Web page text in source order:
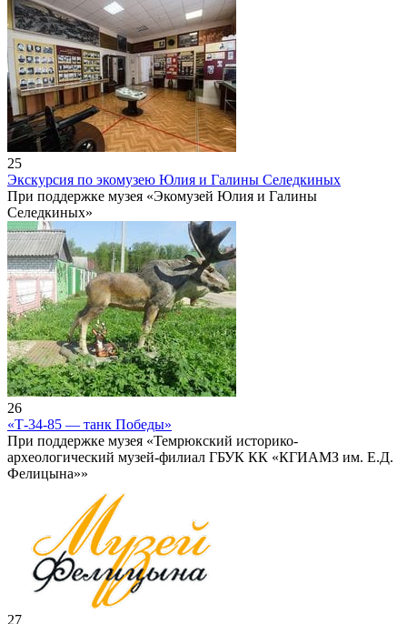
25
Экскурсия по экомузею Юлия и Галины Селедкиных
При поддержке музея «Экомузей Юлия и Галины
Селедкиных»
26
«Т-34-85 — танк Победы»
При поддержке музея «Темрюкский историко-
археологический музей-филиал ГБУК КК «КГИАМЗ им. Е.Д.
Фелицына»»
27